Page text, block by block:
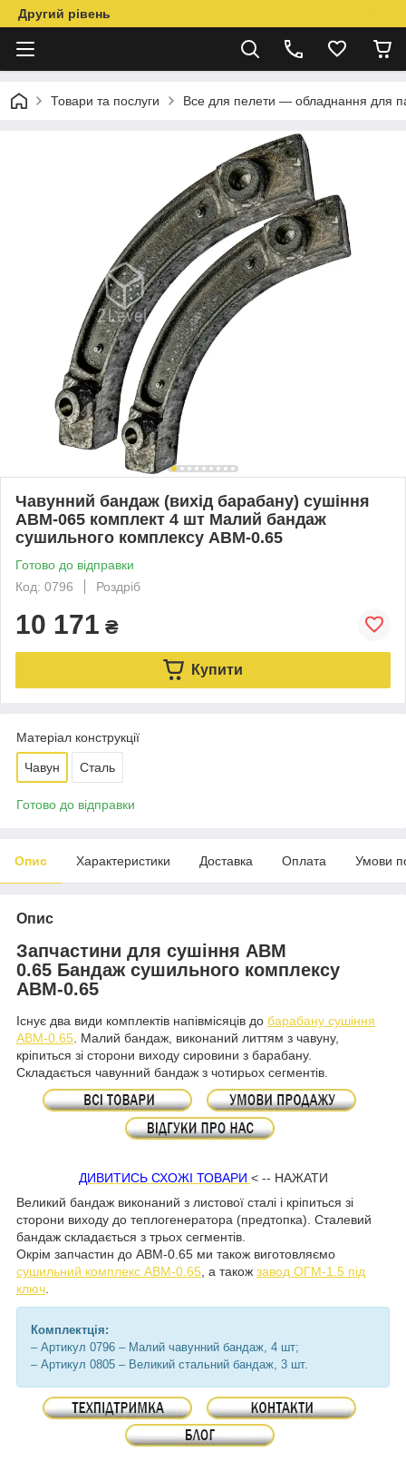
Другий рівень
Товари та послуги Все для пелети — обладнання для
Чавунний бандаж (вихід барабану) сушіння
АВМ-065 комплект 4 шт Малий бандаж
сушильного комплексу АВМ-0.65
Готово до відправки
Код: 0796
Роздріб
10 171 ₴
Купити
Матеріал конструкції
Чавун Сталь
Готово до відправки
Опис Характеристики Доставка Оплата Умови
Опис
Запчастини для сушіння АВМ
0.65 Бандаж сушильного комплексу
АВМ-0.65
Існує два види комплектів напівмісяців до барабану сушіння
АВМ-0.65. Малий бандаж, виконаний литтям з чавуну,
кріпиться зі сторони виходу сировини з барабану.
Складається чавунний бандаж з чотирьох сегментів.
ДИВИТИСЬ СХОЖІ ТОВАРИ < -- НАЖАТИ
Великий бандаж виконаний з листової сталі і кріпиться зі
сторони виходу до теплогенератора (предтопка). Сталевий
бандаж складається з трьох сегментів.
Окрім запчастин до АВМ-0.65 ми також виготовляємо
сушильний комплекс АВМ-0.65, а також завод ОГМ-1.5 під
ключ.
Комплектція:
– Артикул 0796 – Малий чавунний бандаж, 4 шт;
– Артикул 0805 – Великий стальний бандаж, 3 шт.